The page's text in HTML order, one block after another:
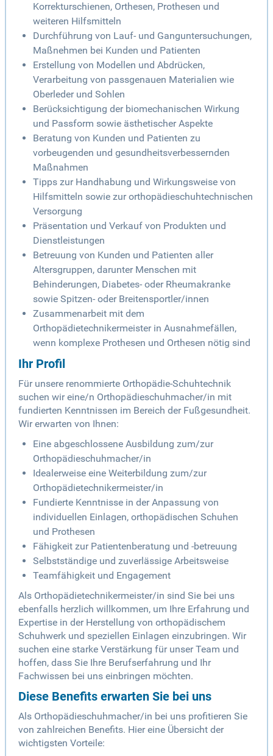
Korrekturschienen, Orthesen, Prothesen und
weiteren Hilfsmitteln
Durchführung von Lauf- und Ganguntersuchungen,
Maßnehmen bei Kunden und Patienten
Erstellung von Modellen und Abdrücken,
Verarbeitung von passgenauen Materialien wie
Oberleder und Sohlen
Berücksichtigung der biomechanischen Wirkung
und Passform sowie ästhetischer Aspekte
Beratung von Kunden und Patienten zu
vorbeugenden und gesundheitsverbessernden
Maßnahmen
Tipps zur Handhabung und Wirkungsweise von
Hilfsmitteln sowie zur orthopädieschuhtechnischen
Versorgung
Präsentation und Verkauf von Produkten und
Dienstleistungen
Betreuung von Kunden und Patienten aller
Altersgruppen, darunter Menschen mit
Behinderungen, Diabetes- oder Rheumakranke
sowie Spitzen- oder Breitensportler/innen
Zusammenarbeit mit dem
Orthopädietechnikermeister in Ausnahmefällen,
wenn komplexe Prothesen und Orthesen nötig sind
Ihr Profil
Für unsere renommierte Orthopädie-Schuhtechnik
suchen wir eine/n Orthopädieschuhmacher/in mit
fundierten Kenntnissen im Bereich der Fußgesundheit.
Wir erwarten von Ihnen:
Eine abgeschlossene Ausbildung zum/zur
Orthopädieschuhmacher/in
Idealerweise eine Weiterbildung zum/zur
Orthopädietechnikermeister/in
Fundierte Kenntnisse in der Anpassung von
individuellen Einlagen, orthopädischen Schuhen
und Prothesen
Fähigkeit zur Patientenberatung und -betreuung
Selbstständige und zuverlässige Arbeitsweise
Teamfähigkeit und Engagement
Als Orthopädietechnikermeister/in sind Sie bei uns
ebenfalls herzlich willkommen, um Ihre Erfahrung und
Expertise in der Herstellung von orthopädischem
Schuhwerk und speziellen Einlagen einzubringen. Wir
suchen eine starke Verstärkung für unser Team und
hoffen, dass Sie Ihre Berufserfahrung und Ihr
Fachwissen bei uns einbringen möchten.
Diese Benefits erwarten Sie bei uns
Als Orthopädieschuhmacher/in bei uns profitieren Sie
von zahlreichen Benefits. Hier eine Übersicht der
wichtigsten Vorteile: